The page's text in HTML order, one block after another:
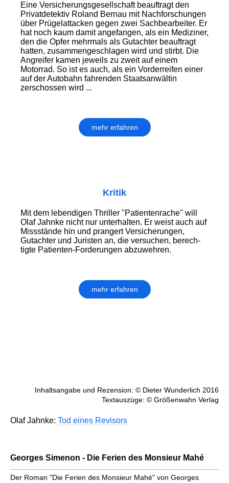
Eine Versicherungsgesellschaft beauftragt den
Privatdetektiv Roland Bernau mit Nach­forschungen
über Prügel­attacken gegen zwei Sach­bearbeiter. Er
hat noch kaum damit angefangen, als ein Mediziner,
den die Opfer mehrmals als Gutachter beauf­tragt
hatten, zusam­men­geschlagen wird und stirbt. Die
Angreifer kamen jeweils zu zweit auf einem
Motorrad. So ist es auch, als ein Vorderreifen einer
auf der Autobahn fahrenden Staatsanwältin
zerschossen wird ...
mehr erfahren
Kritik
Mit dem lebendigen Thriller "Patientenrache" will
Olaf Jahnke nicht nur unterhalten. Er weist auch auf
Missstände hin und prangert Ver­sicherungen,
Gutachter und Juristen an, die versuchen, be­rech­
tig­te Patienten-Forderungen abzuwehren.
mehr erfahren
Inhaltsangabe und Rezension: © Dieter Wunderlich 2016
Textauszüge: © Größenwahn Verlag
Olaf Jahnke: Tod eines Revisors
Georges Simenon - Die Ferien des Monsieur Mahé
Der Roman "Die Ferien des Monsieur Mahé" von Georges